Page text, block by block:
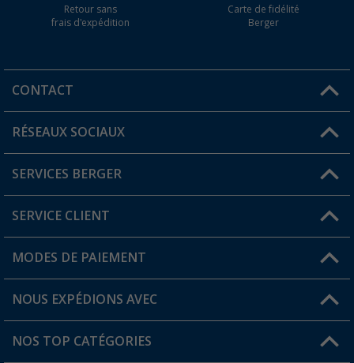
Retour sans
frais d'expédition
Carte de fidélité
Berger
CONTACT
Une question ?
Trouver une magasin
RÉSEAUX SOCIAUX
SERVICES BERGER
Devenir revendeur
Mon compte
Carte de fidélité Berger
SERVICE CLIENT
FAQ et contact
Informations sur l'expédition
MODES DE PAIEMENT
NOUS EXPÉDIONS AVEC
NOS TOP CATÉGORIES